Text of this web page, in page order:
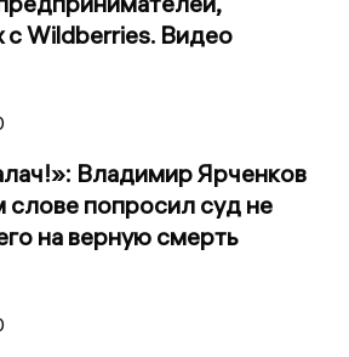
Wildberries. Видео
Владимир Ярченков
слове попросил суд не
на верную смерть